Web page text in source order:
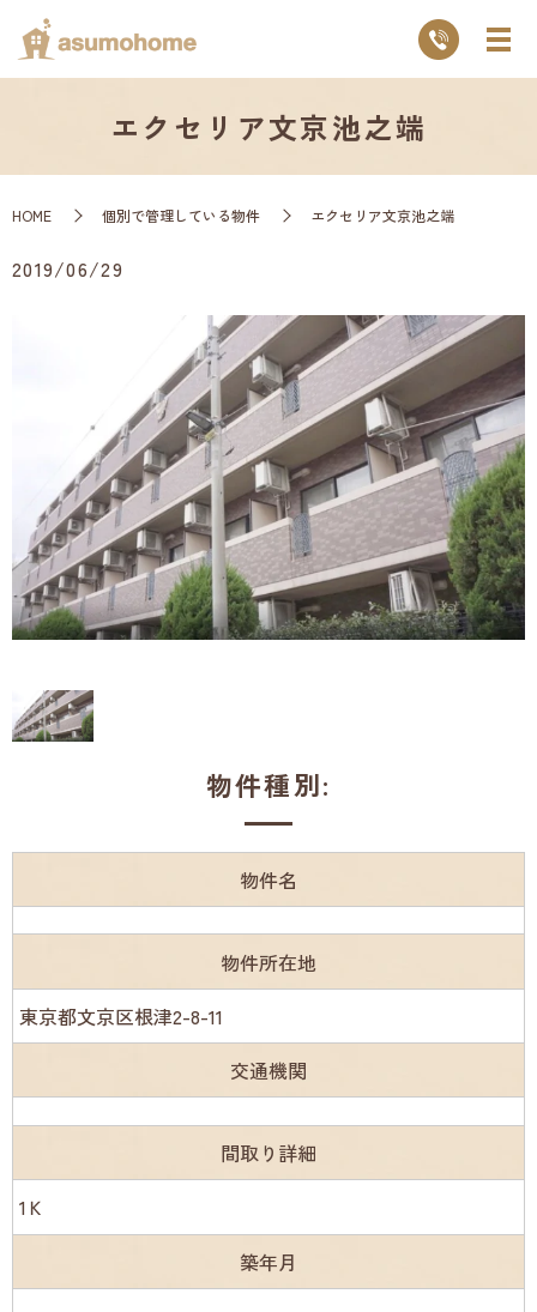
エクセリア文京池之端
HOME 個別で管理している物件 エクセリア文京池之端
2019/06/29
物件種別:
物件名
物件所在地
東京都文京区根津2-8-11
交通機関
間取り詳細
1Ｋ
築年月